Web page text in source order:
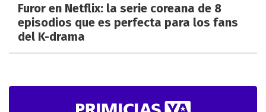
Furor en Netflix: la serie coreana de 8
episodios que es perfecta para los fans
del K-drama